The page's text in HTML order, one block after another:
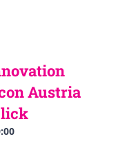
Austria